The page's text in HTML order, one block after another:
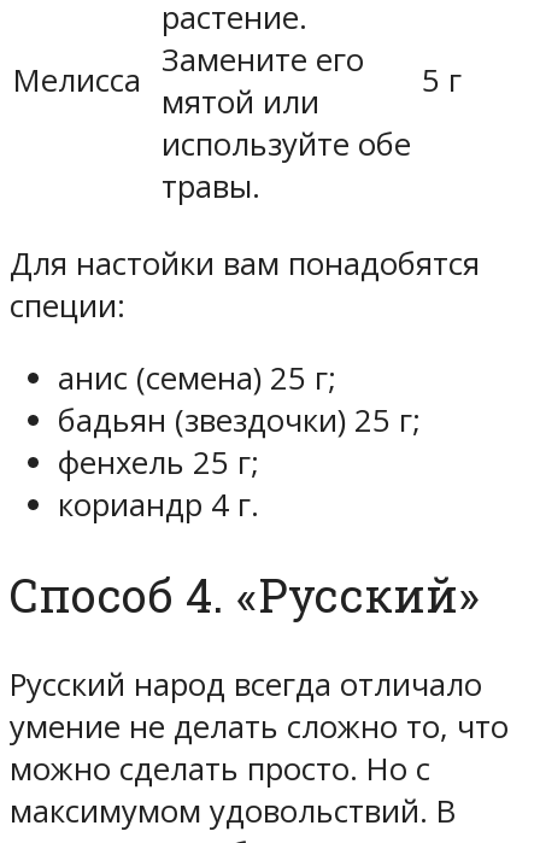
Мелисса
растение.
Замените его
мятой или
используйте обе
травы.
5 г
Для настойки вам понадобятся
специи:
анис (семена) 25 г;
бадьян (звездочки) 25 г;
фенхель 25 г;
кориандр 4 г.
Способ 4. «Русский»
Русский народ всегда отличало
умение не делать сложно то, что
можно сделать просто. Но с
максимумом удовольствий. В